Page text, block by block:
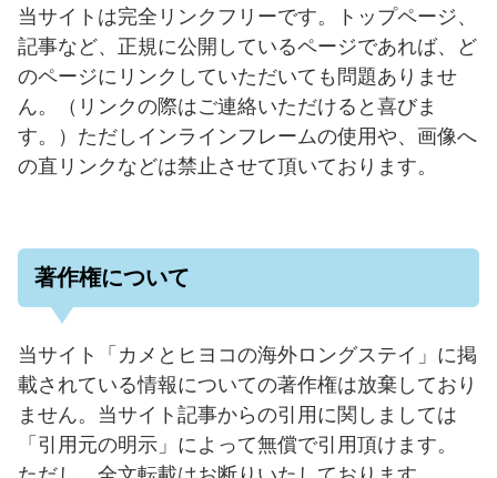
当サイトは完全リンクフリーです。トップページ、
記事など、正規に公開しているページであれば、ど
のページにリンクしていただいても問題ありませ
ん。（リンクの際はご連絡いただけると喜びま
す。）ただしインラインフレームの使用や、画像へ
の直リンクなどは禁止させて頂いております。
著作権について
当サイト「カメとヒヨコの海外ロングステイ」に掲
載されている情報についての著作権は放棄しており
ません。当サイト記事からの引用に関しましては
「引用元の明示」によって無償で引用頂けます。